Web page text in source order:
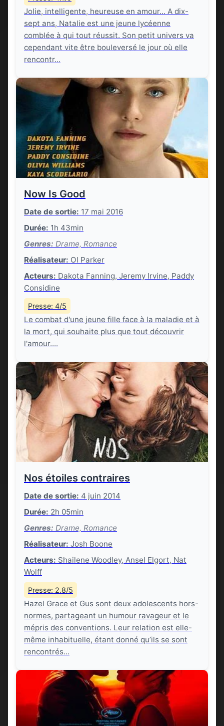
Jolie, intelligente, heureuse en amour... A dix-
sept ans, Natalie est une jeune lycéenne
comblée à qui tout réussit. Son petit univers va
cependant vite être bouleversé le jour où elle
rencontr...
Now Is Good
Date de sortie: 17 mai 2016
Durée: 1h 43min
Genres: Drame, Romance
Réalisateur: Ol Parker
Acteurs: Dakota Fanning, Jeremy Irvine, Paddy
Considine
Presse: 4/5
Le combat d'une jeune fille face à la maladie et à
la mort, qui souhaite plus que tout découvrir
l'amour....
Nos étoiles contraires
Date de sortie: 4 juin 2014
Durée: 2h 05min
Genres: Drame, Romance
Réalisateur: Josh Boone
Acteurs: Shailene Woodley, Ansel Elgort, Nat
Wolff
Presse: 2.8/5
Hazel Grace et Gus sont deux adolescents hors-
normes, partageant un humour ravageur et le
mépris des conventions. Leur relation est elle-
même inhabituelle, étant donné qu’ils se sont
rencontrés...